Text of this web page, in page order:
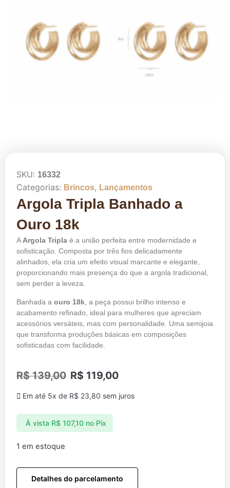
SKU: 16332
Categorias: Brincos, Lançamentos
Argola Tripla Banhado a
Ouro 18k
AArgola Tripla é a união perfeita entre modernidade e
sofisticação. Composta por três fios delicadamente
alinhados, ela cria um efeito visual marcante e elegante,
proporcionando mais presença do que a argola tradicional,
sem perder a leveza.
Banhada a ouro 18k , a peça possui brilho intenso e
acabamento refinado, ideal para mulheres que apreciam
acessórios versáteis, mas com personalidade. Uma semijoia
que transforma produções básicas em composições
sofisticadas com facilidade.
R$139,00 R$ 119,00
Em até 5x de R$ 23,80 sem juros
À vista R$107,10 no Pix
1 em estoque
Detalhes do parcelamento